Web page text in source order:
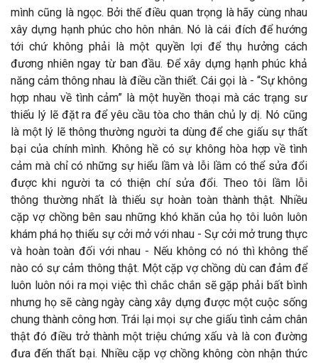
mình cũng là ngọc. Bởi thế điều quan trọng là hãy cùng nhau
xây dựng hạnh phúc cho hôn nhân. Nó là cái đích để hướng
tới chứ không phải là một quyền lợi để thụ hưởng cách
đương nhiên ngay từ ban đầu. Để xây dựng hạnh phúc khả
năng cảm thông nhau là điều cần thiết. Cái gọi là - “Sự không
hợp nhau về tình cảm” là một huyền thoại mà các trạng sư
thiếu lý lẽ đặt ra để yêu cầu tòa cho thân chủ ly dị. Nó cũng
là một lý lẽ thông thường người ta dùng để che giấu sự thất
bại của chính mình. Không hề có sự không hòa hợp về tình
cảm mà chỉ có những sự hiểu lầm và lỗi lầm có thể sửa đổi
được khi người ta có thiện chí sửa đổi. Theo tôi lầm lỗi
thông thường nhất là thiếu sự hoàn toàn thành thật. Nhiều
cặp vợ chồng bên sau những khó khăn của họ tôi luôn luôn
khám phá họ thiếu sự cởi mở với nhau - Sự cởi mở trung thực
và hoàn toàn đối với nhau - Nếu không có nó thì không thể
nào có sự cảm thông thật. Một cặp vợ chồng dù can đảm để
luôn luôn nói ra mọi việc thì chắc chắn sẽ gặp phải bất bình
nhưng họ sẽ càng ngày càng xây dựng được một cuộc sống
chung thành công hơn. Trái lại mọi sự che giấu tình cảm chân
thật đó điều trở thành một triệu chứng xấu và là con đường
đưa đến thất bại. Nhiều cặp vợ chồng không còn nhận thức